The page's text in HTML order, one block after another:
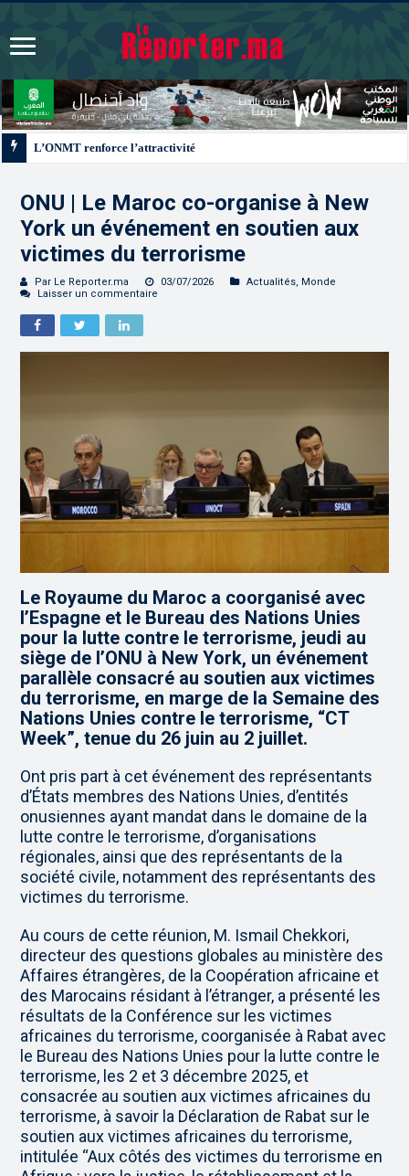
ONU | Le Maroc co-organise à New
York un événement en soutien aux
victimes du terrorisme
Par Le Reporter.ma 03/07/2026 Actualités, Monde
Laisser un commentaire
Le Royaume du Maroc a coorganisé avec
l’Espagne et le Bureau des Nations Unies
pour la lutte contre le terrorisme, jeudi au
siège de l’ONU à New York, un événement
parallèle consacré au soutien aux victimes
du terrorisme, en marge de la Semaine des
Nations Unies contre le terrorisme, “CT
Week”, tenue du 26 juin au 2 juillet.
Ont pris part à cet événement des représentants
d’États membres des Nations Unies, d’entités
onusiennes ayant mandat dans le domaine de la
lutte contre le terrorisme, d’organisations
régionales, ainsi que des représentants de la
société civile, notamment des représentants des
victimes du terrorisme.
Au cours de cette réunion, M. Ismail Chekkori,
directeur des questions globales au ministère des
Affaires étrangères, de la Coopération africaine et
des Marocains résidant à l’étranger, a présenté les
résultats de la Conférence sur les victimes
africaines du terrorisme, coorganisée à Rabat avec
le Bureau des Nations Unies pour la lutte contre le
terrorisme, les 2 et 3 décembre 2025, et
consacrée au soutien aux victimes africaines du
terrorisme, à savoir la Déclaration de Rabat sur le
soutien aux victimes africaines du terrorisme,
intitulée “Aux côtés des victimes du terrorisme en